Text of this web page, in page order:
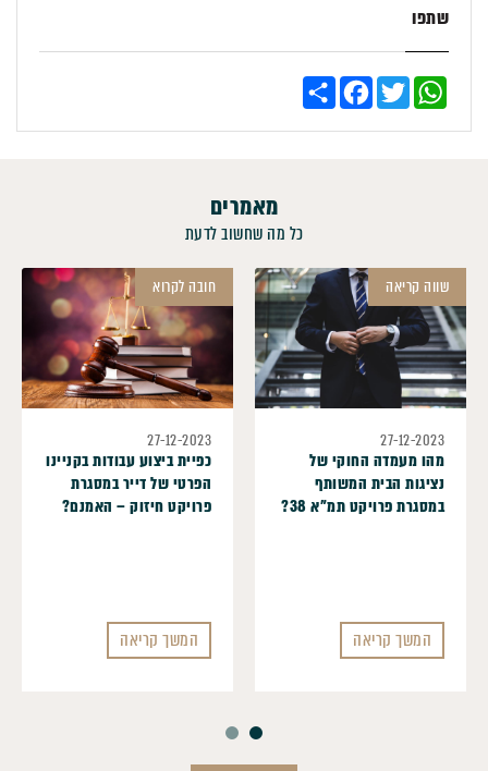
שתפו
ShareFacebookTwitterWhatsApp
מאמרים
כל מה שחשוב לדעת
27-12-2023
כפיית ביצוע עבודות בקניינו
הפרטי של דייר במסגרת
פרויקט חיזוק – האמנם?
המשך קריאה
חובה לקרוא
27-12-2023
מהו מעמדה החוקי של
נציגות הבית המשותף
במסגרת פרויקט תמ"א 38?
המשך קריאה
שווה קריאה